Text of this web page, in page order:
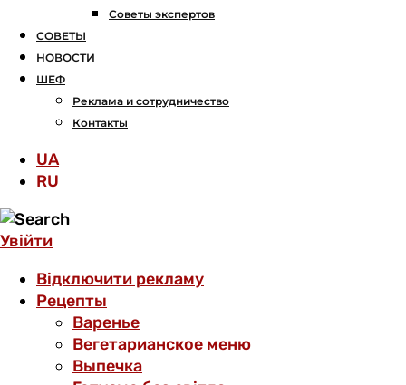
Советы экспертов
СОВЕТЫ
НОВОСТИ
ШЕФ
Реклама и сотрудничество
Контакты
UA
RU
Увійти
Відключити рекламу
Рецепты
Варенье
Вегетарианское меню
Выпечка